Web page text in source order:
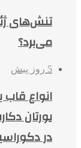
تنش‌های
می‌برد؟
5 روز پیش
انواع
یورتان
در